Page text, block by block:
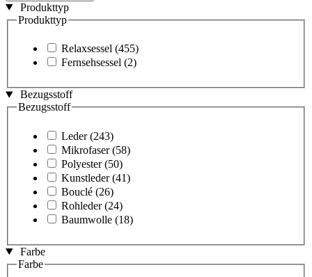
Produkttyp
Produkttyp
Relaxsessel (455)
Fernsehsessel (2)
Bezugsstoff
Bezugsstoff
Leder (243)
Mikrofaser (58)
Polyester (50)
Kunstleder (41)
Bouclé (26)
Rohleder (24)
Baumwolle (18)
Farbe
Farbe